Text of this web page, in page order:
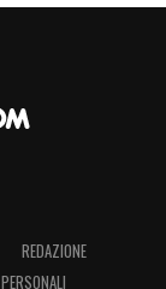
REDAZIONE